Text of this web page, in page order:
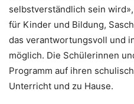
selbstverständlich sein
für Kinder und Bildung,
das verantwortungsvoll und
möglich. Die Schülerinnen
Programm auf ihren
Unterricht und zu Hause.